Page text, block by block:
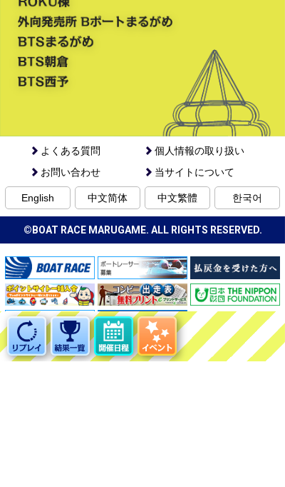
よくある質問
個人情報の取り扱い
お問い合わせ
当サイトについて
English 中文简体 中文繁體 한국어
©BOAT RACE MARUGAME. ALL RIGHTS RESERVED.